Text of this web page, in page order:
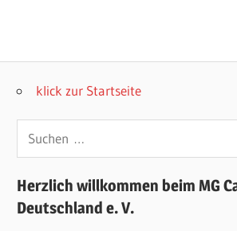
klick zur Startseite
Suchen
nach:
Herzlich willkommen beim MG
Deutschland e. V.